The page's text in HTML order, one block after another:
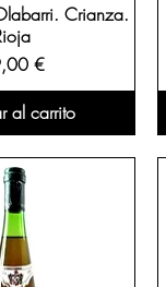
Crianza.
€
al carrito